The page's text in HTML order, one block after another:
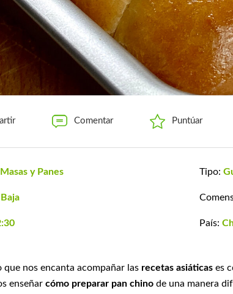
Comentar Puntúar
Masas y Panes
Baja
Tipo:
País:
que nos encanta acompañar las recetas asiáticas es
enseñar cómo preparar pan chino de una manera